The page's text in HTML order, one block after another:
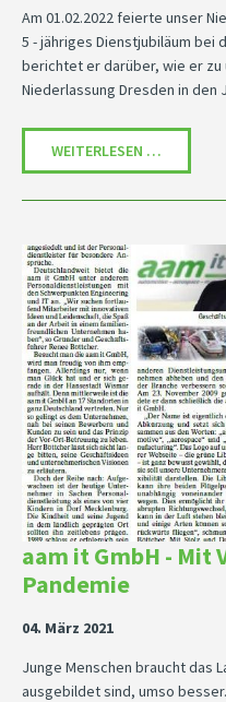
Am 01.02.2022 feierte unser
5 - jähriges Dienstjubiläum bei
berichtet er darüber, wie er zu
Niederlassung Dresden in den
WEITERLESEN …
aam it GmbH - Mit
Pandemie
04. März 2021
Junge Menschen braucht das
ausgebildet sind, umso